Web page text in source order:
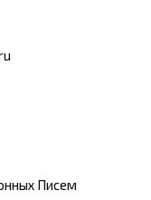
Писем